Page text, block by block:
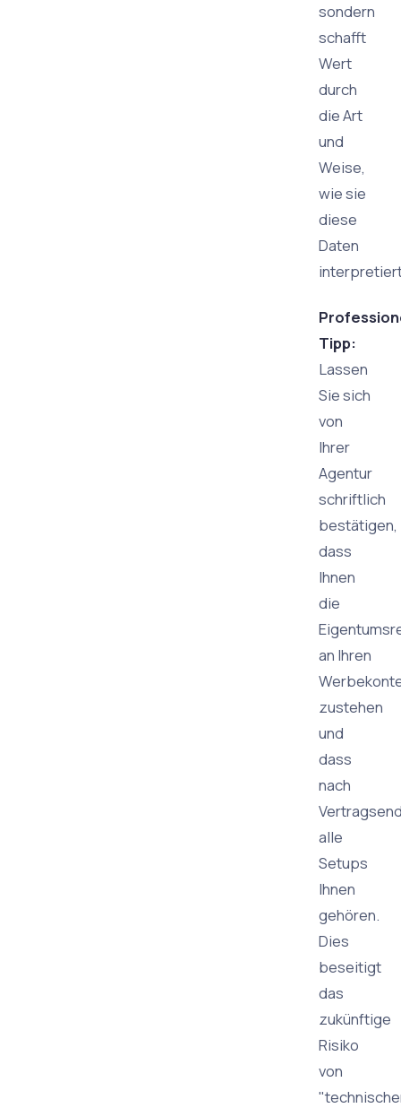
sondern
schafft
Wert
durch
die Art
und
Weise,
wie sie
diese
Daten
Tipp:
Lassen
Sie sich
von
Ihrer
Agentur
schriftlich
bestätigen,
dass
Ihnen
die
an Ihren
zustehen
und
dass
nach
alle
Setups
Ihnen
gehören.
Dies
beseitigt
das
zukünftige
Risiko
von